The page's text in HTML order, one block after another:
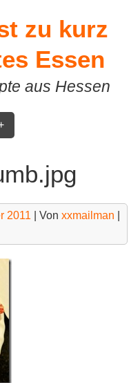
zu kurz
Essen
aus Hessen
2011 | Von xxmailman